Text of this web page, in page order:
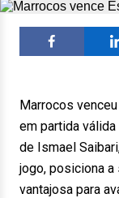
Marrocos
em partida válida
de Ismael
jogo, posiciona
vantajosa para